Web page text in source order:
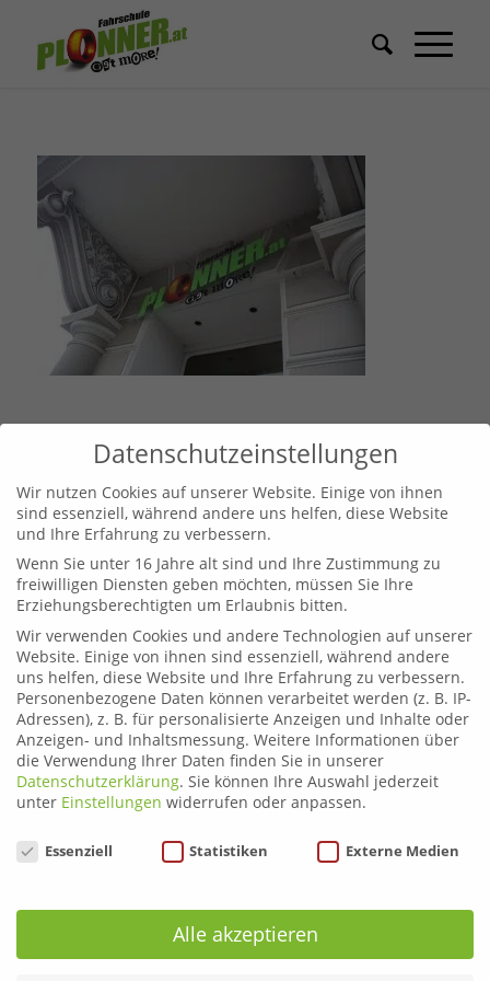
Leoben
Telefon:03842 44254
Email: fahrschule.leoben@plonner.at
Liezen
Telefon:03612 21222
Email:fahrschule.liezen@plonner.at
Öffnungszeiten
Liezen: Montag bis Donnerstag: 9.00 – 12.00 und 13.00 –
17.00 Uhr
Freitag: 9.00 – 12.00 und 13.00 – 15.00 Uhr
– 17.00 Uhr
Datenschutzeinstellungen
Wir nutzen Cookies auf unserer Website. Einige von ihnen
sind essenziell, während andere uns helfen, diese Website
und Ihre Erfahrung zu verbessern.
Wenn Sie unter 16 Jahre alt sind und Ihre Zustimmung zu
freiwilligen Diensten geben möchten, müssen Sie Ihre
Erziehungsberechtigten um Erlaubnis bitten.
Wir verwenden Cookies und andere Technologien auf unserer
Website. Einige von ihnen sind essenziell, während andere
uns helfen, diese Website und Ihre Erfahrung zu verbessern.
Personenbezogene Daten können verarbeitet werden (z. B. IP-
Adressen), z. B. für personalisierte Anzeigen und Inhalte oder
Anzeigen- und Inhaltsmessung. Weitere Informationen über
die Verwendung Ihrer Daten finden Sie in unserer
Datenschutzerklärung. Sie können Ihre Auswahl jederzeit
unter Einstellungen widerrufen oder anpassen.
Datenschutzeinstellungen
Essenziell Statistiken Externe Medien
Alle akzeptieren